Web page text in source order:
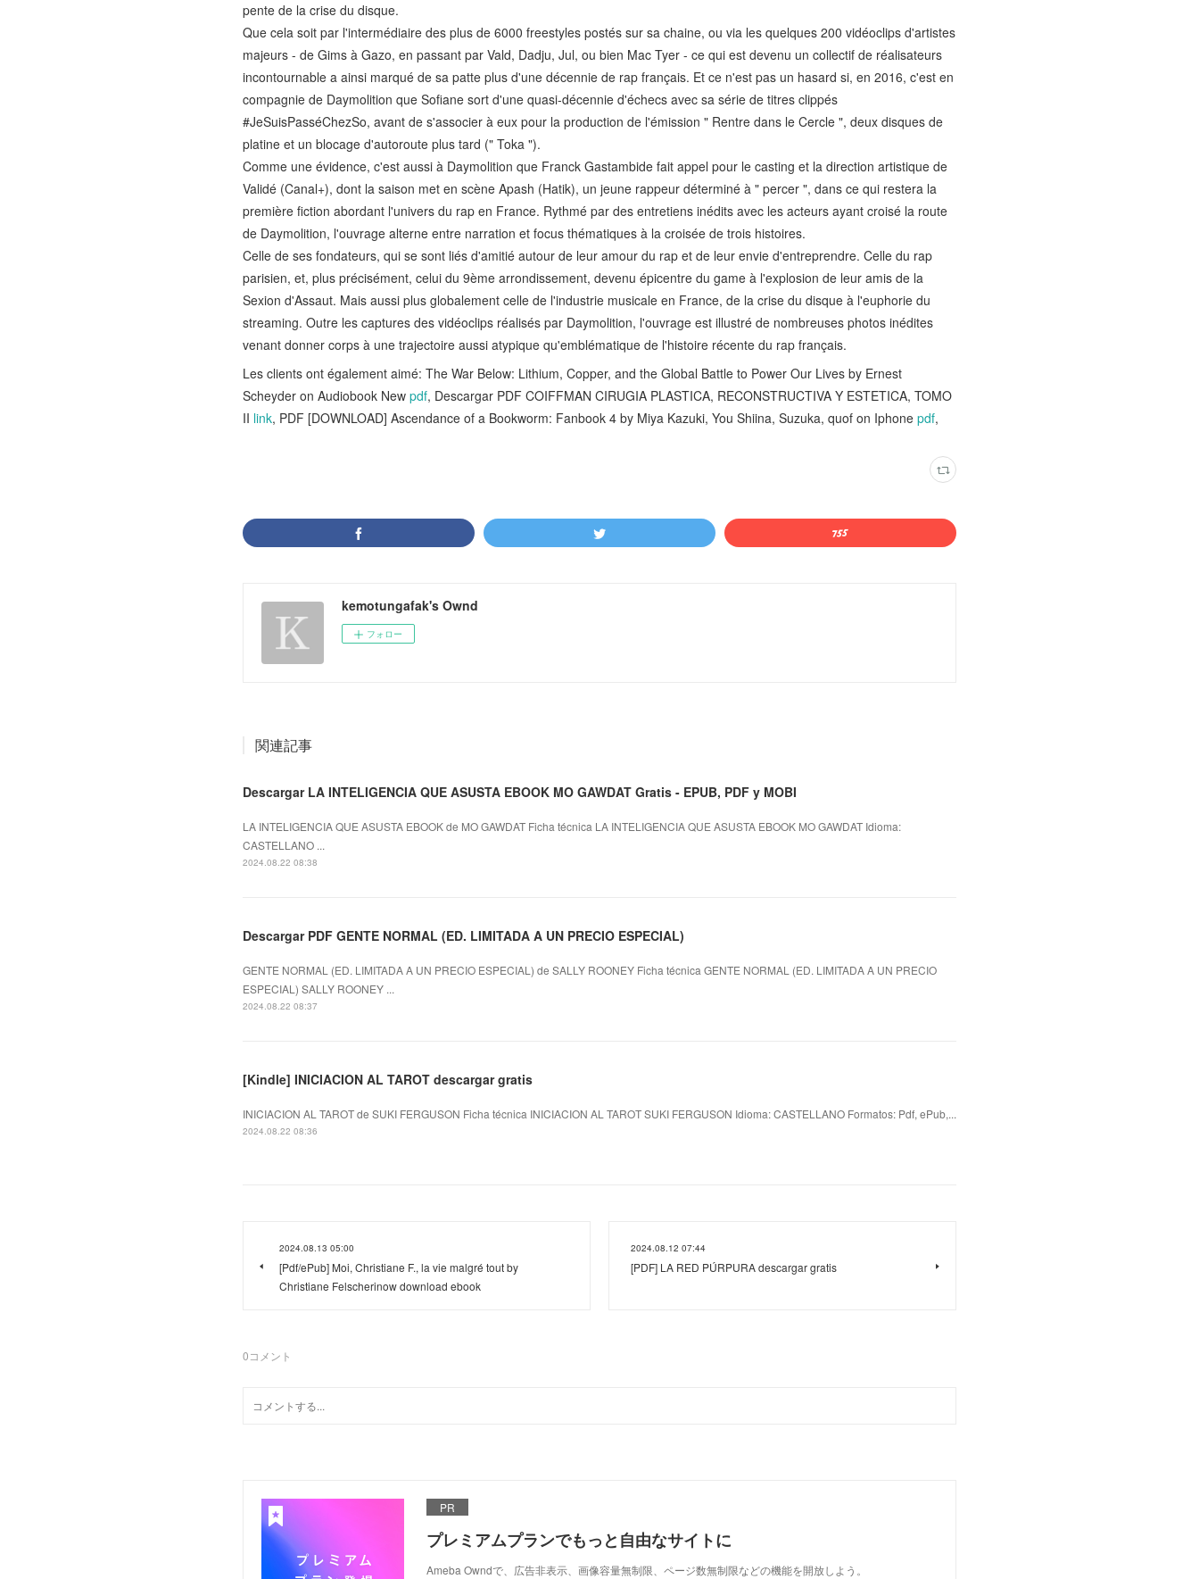
pente de la crise du disque.
Que cela soit par l'intermédiaire des plus de 6000 freestyles postés sur sa chaine, ou via les quelques 200 vidéoclips d'artistes
majeurs - de Gims à Gazo, en passant par Vald, Dadju, Jul, ou bien Mac Tyer - ce qui est devenu un collectif de réalisateurs
incontournable a ainsi marqué de sa patte plus d'une décennie de rap français. Et ce n'est pas un hasard si, en 2016, c'est en
compagnie de Daymolition que Sofiane sort d'une quasi-décennie d'échecs avec sa série de titres clippés
#JeSuisPasséChezSo, avant de s'associer à eux pour la production de l'émission " Rentre dans le Cercle ", deux disques de
platine et un blocage d'autoroute plus tard (" Toka ").
Comme une évidence, c'est aussi à Daymolition que Franck Gastambide fait appel pour le casting et la direction artistique de
Validé (Canal+), dont la saison met en scène Apash (Hatik), un jeune rappeur déterminé à " percer ", dans ce qui restera la
première fiction abordant l'univers du rap en France. Rythmé par des entretiens inédits avec les acteurs ayant croisé la route
de Daymolition, l'ouvrage alterne entre narration et focus thématiques à la croisée de trois histoires.
Celle de ses fondateurs, qui se sont liés d'amitié autour de leur amour du rap et de leur envie d'entreprendre. Celle du rap
parisien, et, plus précisément, celui du 9ème arrondissement, devenu épicentre du game à l'explosion de leur amis de la
Sexion d'Assaut. Mais aussi plus globalement celle de l'industrie musicale en France, de la crise du disque à l'euphorie du
streaming. Outre les captures des vidéoclips réalisés par Daymolition, l'ouvrage est illustré de nombreuses photos inédites
venant donner corps à une trajectoire aussi atypique qu'emblématique de l'histoire récente du rap français.
Les clients ont également aimé: The War Below: Lithium, Copper, and the Global Battle to Power Our Lives by Ernest
Scheyder on Audiobook New pdf, Descargar PDF COIFFMAN CIRUGIA PLASTICA, RECONSTRUCTIVA Y ESTETICA, TOMO
II link, PDF [DOWNLOAD] Ascendance of a Bookworm: Fanbook 4 by Miya Kazuki, You Shiina, Suzuka, quof on Iphone pdf,
kemotungafak's Ownd
フォロー
関連記事
Descargar LA INTELIGENCIA QUE ASUSTA EBOOK MO GAWDAT Gratis - EPUB, PDF y MOBI
LA INTELIGENCIA QUE ASUSTA EBOOK de MO GAWDAT Ficha técnica LA INTELIGENCIA QUE ASUSTA EBOOK MO GAWDAT Idioma:
CASTELLANO ...
2024.08.22 08:38
Descargar PDF GENTE NORMAL (ED. LIMITADA A UN PRECIO ESPECIAL)
GENTE NORMAL (ED. LIMITADA A UN PRECIO ESPECIAL) de SALLY ROONEY Ficha técnica GENTE NORMAL (ED. LIMITADA A UN PRECIO
ESPECIAL) SALLY ROONEY ...
2024.08.22 08:37
[Kindle] INICIACION AL TAROT descargar gratis
INICIACION AL TAROT de SUKI FERGUSON Ficha técnica INICIACION AL TAROT SUKI FERGUSON Idioma: CASTELLANO Formatos: Pdf, ePub,...
2024.08.22 08:36
2024.08.13 05:00
[Pdf/ePub] Moi, Christiane F., la vie malgré tout by
Christiane Felscherinow download ebook
2024.08.12 07:44
[PDF] LA RED PÚRPURA descargar gratis
0コメント
PR
プレミアムプランでもっと自由なサイトに
Ameba Owndで、広告非表示、画像容量無制限、ページ数無制限などの機能を開放しよう。